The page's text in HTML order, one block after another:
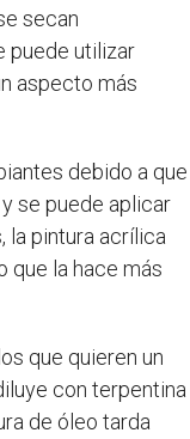
secan
puede utilizar
aspecto más
debido a que
se puede aplicar
la pintura acrílica
que la hace más
que quieren un
con terpentina
de óleo tarda